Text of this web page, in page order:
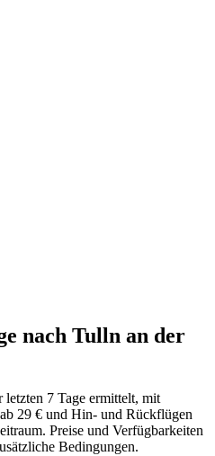
nach Tulln an der
7 Tage ermittelt, mit
29 € und Hin- und Rückflügen
Preise und Verfügbarkeiten
Bedingungen.